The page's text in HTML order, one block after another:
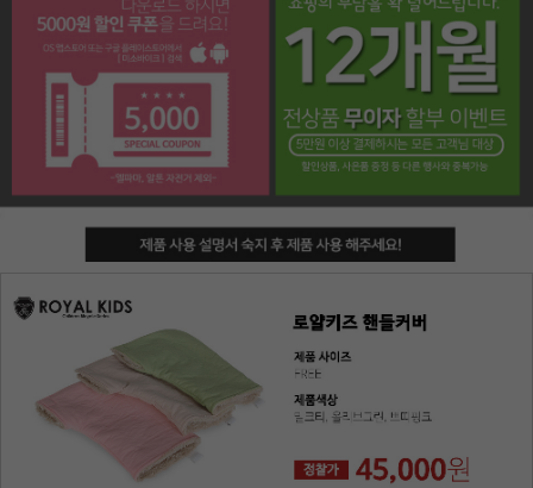
페이코 라이프